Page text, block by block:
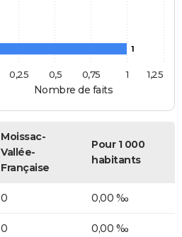
Nombre de faits
1
1
0,25 0,5 0,75 1,25
Moissac-
Vallée-
Française
Pour 1 000
habitants
0 0,00 ‰
0 0,00 ‰